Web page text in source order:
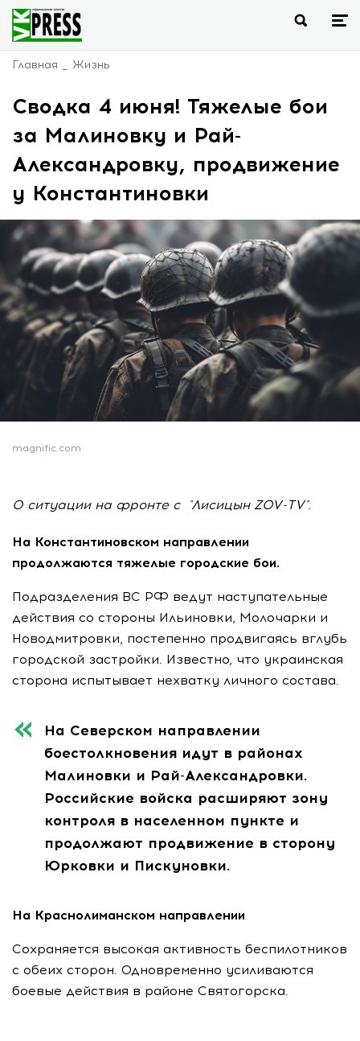
Главная Жизнь
Сводка 4 июня! Тяжелые бои
за Малиновку и Рай-
Александровку, продвижение
у Константиновки
magnific.com
О ситуации на фронте с "Лисицын ZOV-TV".
На Константиновском направлении
продолжаются тяжелые городские бои.
Подразделения ВС РФ ведут наступательные
действия со стороны Ильиновки, Молочарки и
Новодмитровки, постепенно продвигаясь вглубь
городской застройки. Известно, что украинская
сторона испытывает нехватку личного состава.
На Северском направлении
боестолкновения идут в районах
Малиновки и Рай-Александровки.
Российские войска расширяют зону
контроля в населенном пункте и
продолжают продвижение в сторону
Юрковки и Пискуновки.
На Краснолиманском направлении
Сохраняется высокая активность беспилотников
с обеих сторон. Одновременно усиливаются
боевые действия в районе Святогорска.